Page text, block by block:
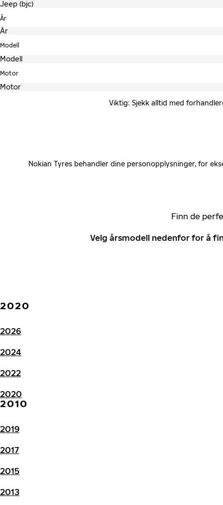
År
Modell
Motor
Viktig: Sjekk alltid med
Nokian Tyres behandler dine personopplysninger, for
Finn de
Velg årsmodell nedenfor for å
2020
2026
2024
2022
2020
2010
2019
2017
2015
2013